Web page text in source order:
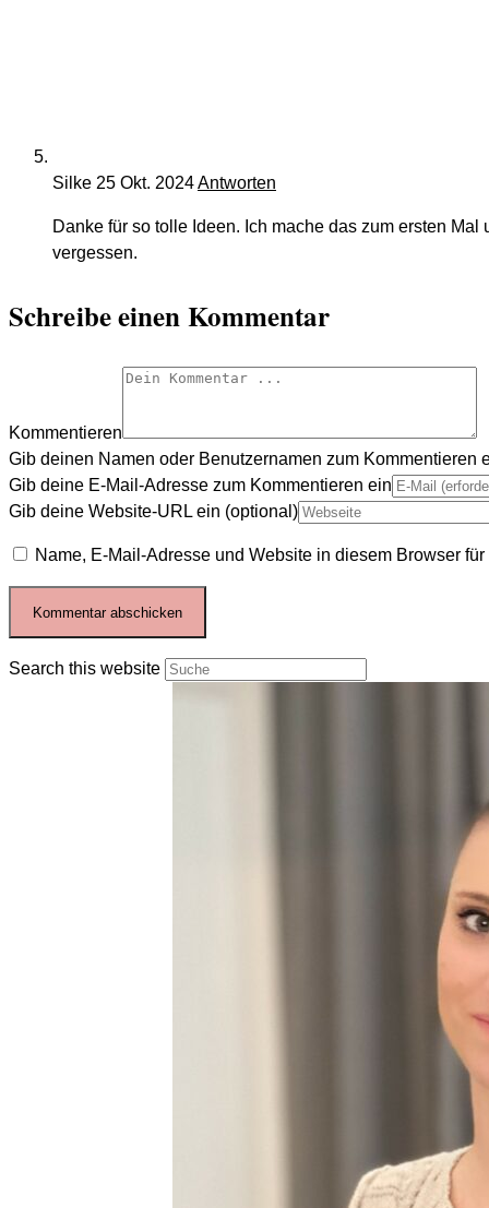
Silke 25 Okt. 2024Antworten
Danke für so tolle Ideen. Ich mache das zum ersten
vergessen.
Schreibe einen Kommentar
Kommentieren
Gib deinen Namen oder Benutzernamen zum Kommentieren
Gib deine E-Mail-Adresse zum Kommentieren ein
Gib deine Website-URL ein (optional)
Name, E-Mail-Adresse und Website in diesem Browser
Search this website